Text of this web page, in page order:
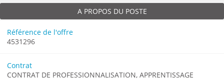
A PROPOS DU POSTE
Référence de l'offre
4531296
Contrat
CONTRAT DE PROFESSIONNALISATION, APPRENTISSAGE